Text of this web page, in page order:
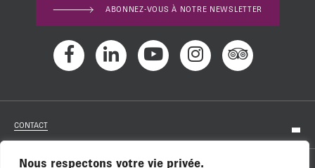
Nous respectons votre vie privée.
ABONNEZ-VOUS À NOTRE NEWSLETTER
CONTACT